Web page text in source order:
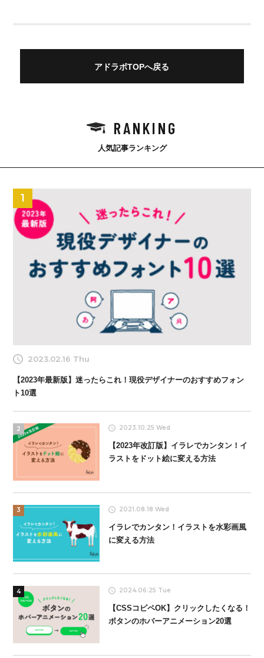
アドラボTOPへ戻る
RANKING
人気記事ランキング
1
2023.02.16 Thu
【2023年最新版】迷ったらこれ！現役デザイナーのおすすめフォン
ト10選
2 2023.10.25 Wed
【2023年改訂版】イラレでカンタン！イ
ラストをドット絵に変える方法
3 2021.08.18 Wed
イラレでカンタン！イラストを水彩画風
に変える方法
4 2024.06.25 Tue
【CSSコピペOK】クリックしたくなる！
ボタンのホバーアニメーション20選